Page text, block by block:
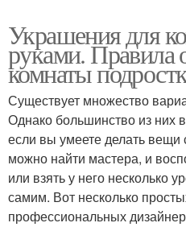
Украшения для
руками. Правила
комнаты
Существует множество
Однако большинство из них
если вы умеете делать вещи
можно найти мастера, и
или взять у него несколько
самим. Вот несколько
профессиональных